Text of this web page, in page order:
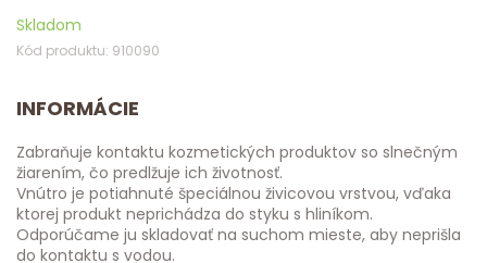
Skladom
Kód produktu: 910090
INFORMÁCIE
Zabraňuje kontaktu kozmetických produktov so slnečným
žiarením, čo predlžuje ich životnosť.
Vnútro je potiahnuté špeciálnou živicovou vrstvou, vďaka
ktorej produkt neprichádza do styku s hliníkom.
Odporúčame ju skladovať na suchom mieste, aby neprišla
do kontaktu s vodou.